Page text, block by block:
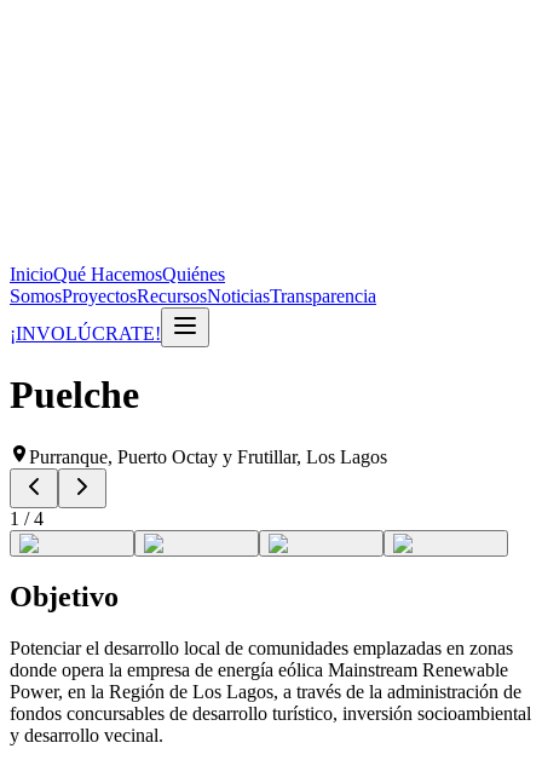
InicioQué HacemosQuiénes
SomosProyectosRecursosNoticiasTransparencia
¡INVOLÚCRATE!
Puelche
Purranque, Puerto Octay y Frutillar, Los Lagos
1 /4
Objetivo
Potenciar el desarrollo local de comunidades emplazadas en zonas
donde opera la empresa de energía eólica Mainstream Renewable
Power, en la Región de Los Lagos, a través de la administración de
fondos concursables de desarrollo turístico, inversión socioambiental
y desarrollo vecinal.